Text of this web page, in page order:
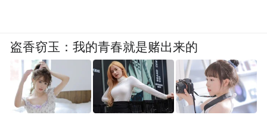
盗香窃玉：我的青春就是赌出来的